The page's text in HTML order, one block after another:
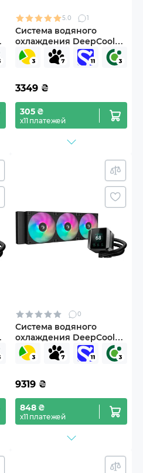
5.0 1
Система водяного
охлаждения DeepCool
LE240 V2 (R-LE240-
BKAMMC-G-2)
3349 ₴
305 ₴
х11 платежей
0
Система водяного
охлаждения DeepCool
Mystique 360 ARGB Black
(R-LX750-BKADSNC-G-1)
9319 ₴
848 ₴
х11 платежей